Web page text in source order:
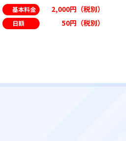
基本料金
2,000円（税別）
日額 50円（税別）